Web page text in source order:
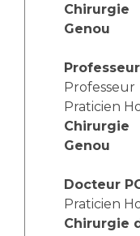
Cancer
Maladies
Adresser un
Médicale
Cancérologie
Les pôles
Anatomie et
Adresser un
Plateforme
Genou
Professeur
Praticien
Genou
Docteur
Praticien
Chirurgie